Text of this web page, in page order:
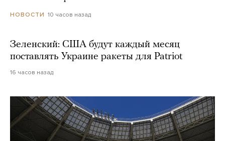
НОВОСТИ 10 часов назад
Зеленский: США будут каждый месяц
поставлять Украине ракеты для Patriot
16 часов назад